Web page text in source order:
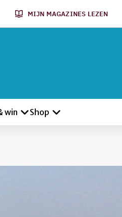
MIJN MAGAZINES LEZEN
win Shop